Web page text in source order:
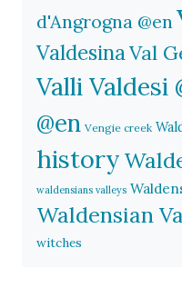
d'Angrogna @en
ValdesinaVal
Valli Valdesi
@en Vengie creek
history
waldensians valleys
Waldensian
witches